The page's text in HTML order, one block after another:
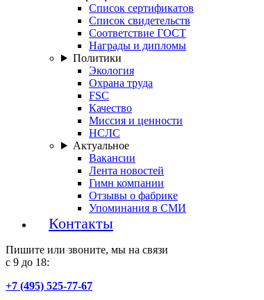
Список сертификатов
Список свидетельств
Соответствие ГОСТ
Награды и дипломы
Политики
Экология
Охрана труда
FSC
Качество
Миссия и ценности
НСЛС
Актуальное
Вакансии
Лента новостей
Гимн компании
Отзывы о фабрике
Упоминания в СМИ
Контакты
Пишите или звоните, мы на связи
с 9 до 18:
+7 (495) 525-77-67